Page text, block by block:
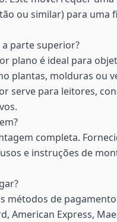
ou similar) para uma
a parte superior?
plano é ideal para
plantas, molduras ou
serve para leitores,
completa.
e instruções de
métodos de
American Express,